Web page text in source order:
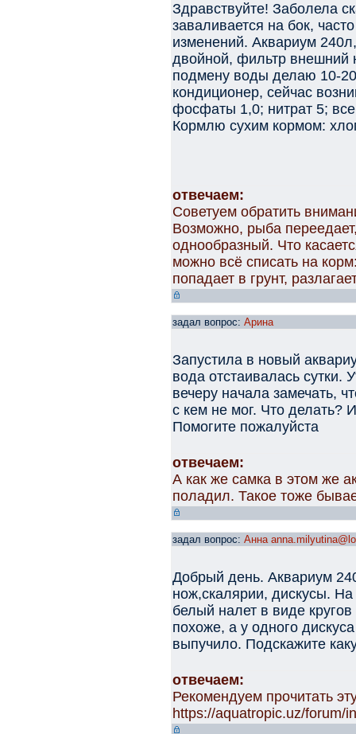
Здравствуйте! Заболела
заваливается на бок,
изменений. Аквариум
двойной, фильтр внешний
подмену воды делаю 10-
кондиционер, сейчас
фосфаты 1,0; нитрат 5;
Кормлю сухим кормом:
отвечаем:
Советуем обратить
Возможно, рыба
однообразный. Что
можно всё списать на
попадает в грунт,
задал вопрос: Арина
Запустила в новый
вода отстаивалась
вечеру начала замечать,
с кем не мог. Что делать?
Помогите пожалуйста
отвечаем:
А как же самка в этом же
поладил. Такое тоже
задал вопрос: Анна
Добрый день. Аквариум
нож,скалярии, дискусы. На
белый налет в виде
похоже, а у одного
выпучило. Подскажите
отвечаем:
Рекомендуем прочитать
https://aquatropic.uz/forum/